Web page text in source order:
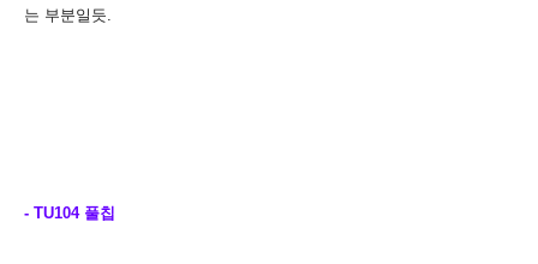
는 부분일듯.
- TU104 풀칩